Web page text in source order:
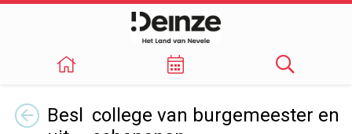
TerugBesl
college van burgemeester en